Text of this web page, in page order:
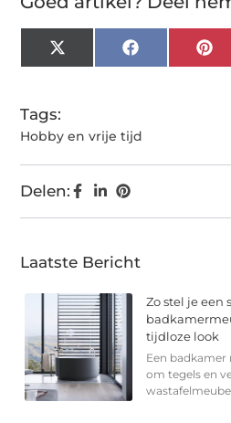
X
(Twitter)
Facebook
Tags:
Hobby en vrije tijd
Delen:
Laatste Bericht
Zo stel je een
tijdloze look
Een badkamer
om tegels en